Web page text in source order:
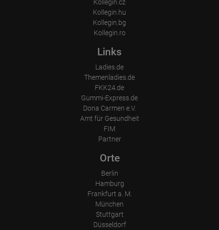
Kollegin.cz
Kollegin.hu
Kollegin.bg
Kollegin.ro
Links
Ladies.de
Themenladies.de
FKK24.de
Gummi-Express.de
Dona Carmen e.V.
Amt für Gesundheit
FIM
Partner
Orte
Berlin
Hamburg
Frankfurt a. M.
München
Stuttgart
Düsseldorf